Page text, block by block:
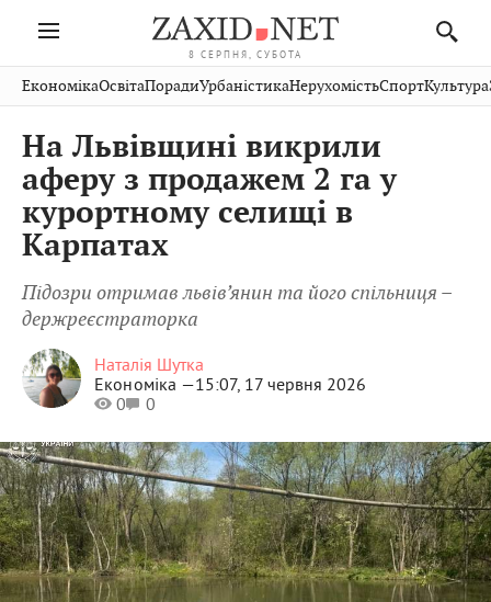
8 СЕРПНЯ, СУБОТА
Івано-
Франківськ
Тернопіль
Волинь
Закарпаття
Рівне
Шептицький
Стрий
Хмельницький
Вінниця
Публікації
Авто СловкоКультура
Кіно Дім СпортКраєзнавство
Фото ОсвітаНерухомість
Домашні
ЕкономікаОсвітаПорадиУрбаністикаНерухомістьСпортКультура
На Львівщині викрили
аферу з продажем 2 га у
курортному селищі в
Карпатах
Підозри отримав львів’янин та його спільниця –
держреєстраторка
Наталія Шутка
Економіка —15:07, 17 червня 2026
0
0